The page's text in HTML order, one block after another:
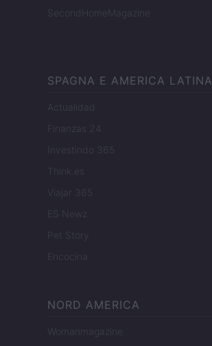
SecondHomeMagazine
SPAGNA E AMERICA LATINA
Actualidad
Finanzas 24
Investindo 365
Think.es
Viajar 365
ES Newz
Pet Story
Encocina
NORD AMERICA
Womanmagazine